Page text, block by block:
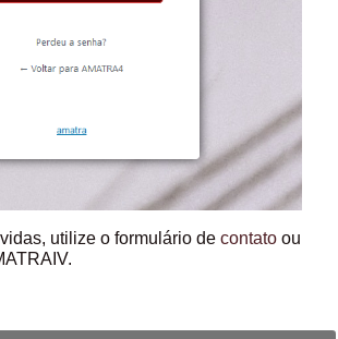
utilize o formulário decontato ou